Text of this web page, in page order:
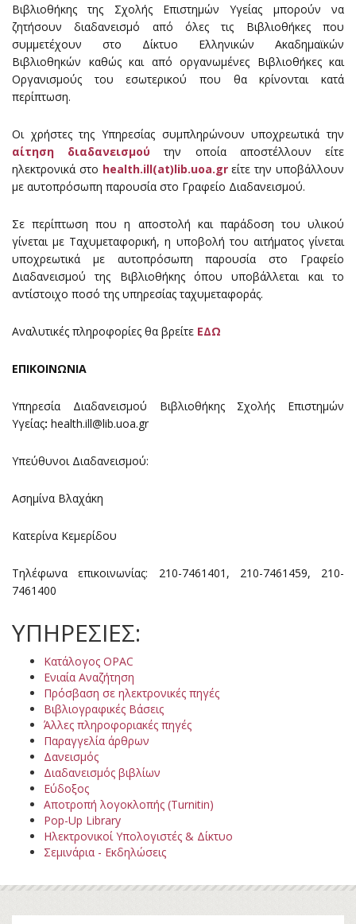
Βιβλιοθήκης της Σχολής Επιστημών Υγείας μπορούν να
ζητήσουν διαδανεισμό από όλες τις Βιβλιοθήκες που
συμμετέχουν στο Δίκτυο Ελληνικών Ακαδημαϊκών
Βιβλιοθηκών καθώς και από οργανωμένες Βιβλιοθήκες και
Οργανισμούς του εσωτερικού που θα κρίνονται κατά
περίπτωση.
Οι χρήστες της Υπηρεσίας συμπληρώνουν υποχρεωτικά την
αίτηση διαδανεισμού την οποία αποστέλλουν είτε
ηλεκτρονικά στο health.ill(at)lib.uoa.grείτε την υποβάλλουν
με αυτοπρόσωπη παρουσία στο Γραφείο Διαδανεισμού.
Σε περίπτωση που η αποστολή και παράδοση του υλικού
γίνεται με Ταχυμεταφορική, η υποβολή του αιτήματος γίνεται
υποχρεωτικά με αυτοπρόσωπη παρουσία στο Γραφείο
Διαδανεισμού της Βιβλιοθήκης όπου υποβάλλεται και το
αντίστοιχο ποσό της υπηρεσίας ταχυμεταφοράς.
Αναλυτικές πληροφορίες θα βρείτε ΕΔΩ
ΕΠΙΚΟΙΝΩΝΙΑ
Υπηρεσία Διαδανεισμού Βιβλιοθήκης Σχολής Επιστημών
Υγείας: health.ill@lib.uoa.gr
Υπεύθυνοι Διαδανεισμού:
Ασημίνα Βλαχάκη
Κατερίνα Κεμερίδου
Τηλέφωνα επικοινωνίας: 210-7461401, 210-7461459, 210-
7461400
ΥΠΗΡΕΣΙΕΣ:
Κατάλογος OPAC
Ενιαία Αναζήτηση
Πρόσβαση σε ηλεκτρονικές πηγές
Βιβλιογραφικές Βάσεις
Άλλες πληροφοριακές πηγές
Παραγγελία άρθρων
Δανεισμός
Διαδανεισμός βιβλίων
Εύδοξος
Αποτροπή λογοκλοπής (Turnitin)
Pop-Up Library
Ηλεκτρονικοί Υπολογιστές & Δίκτυο
Σεμινάρια - Εκδηλώσεις